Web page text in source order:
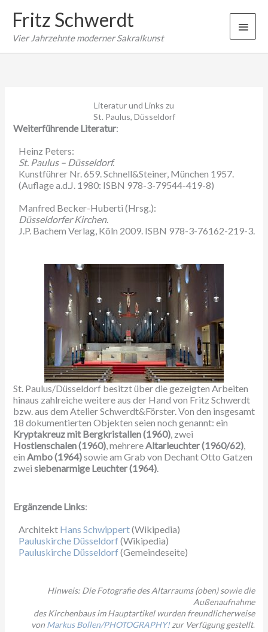
Inhalt
springen
Fritz Schwerdt
Vier Jahrzehnte moderner Sakralkunst
Literatur und Links zu
St. Paulus, Düsseldorf
Weiterführende Literatur:
Heinz Peters:
St. Paulus – Düsseldorf.
Kunstführer Nr. 659. Schnell&Steiner, München 1957.
(Auflage a.d.J. 1980: ISBN 978-3-79544-419-8)
Manfred Becker-Huberti (Hrsg.):
Düsseldorfer Kirchen.
J.P. Bachem Verlag, Köln 2009. ISBN 978-3-76162-219-3.
St. Paulus/Düsseldorf besitzt über die gezeigten Arbeiten
hinaus zahlreiche weitere aus der Hand von Fritz Schwerdt
bzw. aus dem Atelier Schwerdt&Förster. Von den insgesamt
18 dokumentierten Objekten seien noch genannt: ein
Kryptakreuz mit Bergkristallen (1960), zwei
Hostienschalen (1960), mehrere Altarleuchter (1960/62),
ein Ambo (1964)sowie am Grab von Dechant Otto Gatzen
zwei siebenarmige Leuchter (1964).
Ergänzende Links:
Architekt Hans Schwippert(Wikipedia)
Pauluskirche Düsseldorf (Wikipedia)
Pauluskirche Düsseldorf (Gemeindeseite)
Hinweis: Die Fotografie des Altarraums (oben) sowie die
Außenaufnahme
des Kirchenbaus im Hauptartikel wurden freundlicherweise
von Markus Bollen/PHOTOGRAPHY!zur Verfügung gestellt.